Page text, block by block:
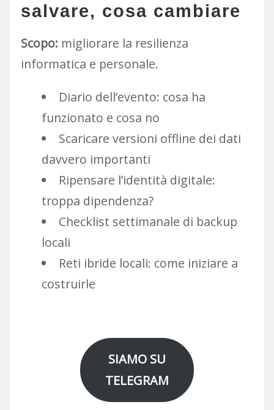
salvare, cosa cambiare
Scopo: migliorare la resilienza
informatica e personale.
Diario dell’evento: cosa ha
funzionato e cosa no
Scaricare versioni offline dei dati
davvero importanti
Ripensare l’identità digitale:
troppa dipendenza?
Checklist settimanale di backup
locali
Reti ibride locali: come iniziare a
costruirle
SIAMO SU
TELEGRAM